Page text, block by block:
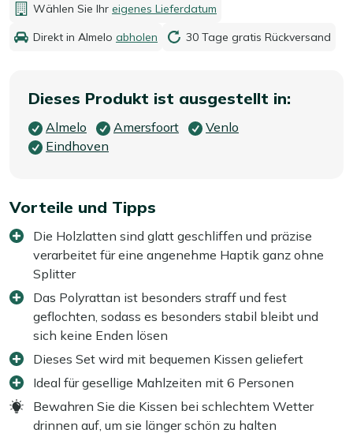
Wählen Sie Ihr eigenes Lieferdatum
Direkt in Almelo abholen 30 Tage gratis Rückversand
Dieses Produkt ist ausgestellt in:
Almelo Amersfoort
Venlo
Eindhoven
Vorteile und Tipps
Die Holzlatten sind glatt geschliffen und präzise
verarbeitet für eine angenehme Haptik ganz ohne
Splitter
Das Polyrattan ist besonders straff und fest
geflochten, sodass es besonders stabil bleibt und
sich keine Enden lösen
Dieses Set wird mit bequemen Kissen geliefert
Ideal für gesellige Mahlzeiten mit 6 Personen
Bewahren Sie die Kissen bei schlechtem Wetter
drinnen auf, um sie länger schön zu halten